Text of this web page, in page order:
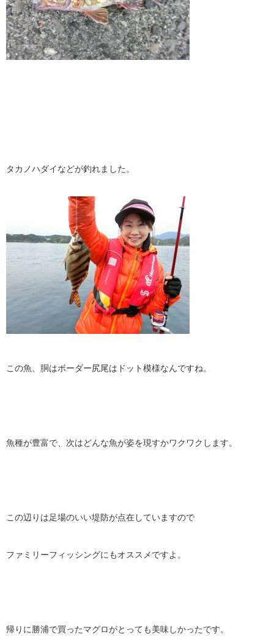
タカノハダイなどが釣れました。
この魚、胴はボーダー尻尾はドット模様なんですね。
魚種が豊富で、次はどんな魚が姿を現すかワクワクします。
この辺りは足場のいい堤防が点在していますので
ファミリーフィッシングにもオススメですよ。
帰りに勝浦で買ったマグロがとっても美味しかったです。